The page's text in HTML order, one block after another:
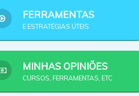
FERRAMENTAS
E ESTRATÉGIAS ÚTEIS
MINHAS OPINIÕES
CURSOS, FERRAMENTAS, ETC